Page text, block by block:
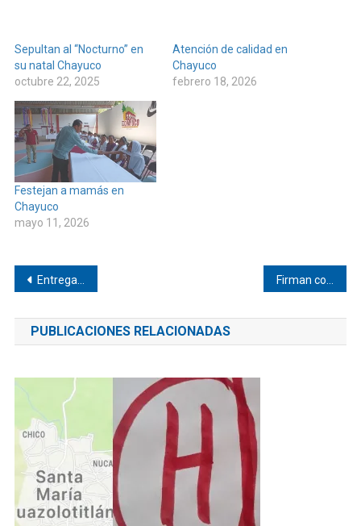
Sepultan al “Nocturno” en
su natal Chayuco
octubre 22, 2025
Atención de calidad en
Chayuco
febrero 18, 2026
Festejan a mamás en
Chayuco
mayo 11, 2026
Navegación
de
entradas
Entregan cisterna de 5 mil litros en Jamiltepec
PUBLICACIONES RELACIONADAS